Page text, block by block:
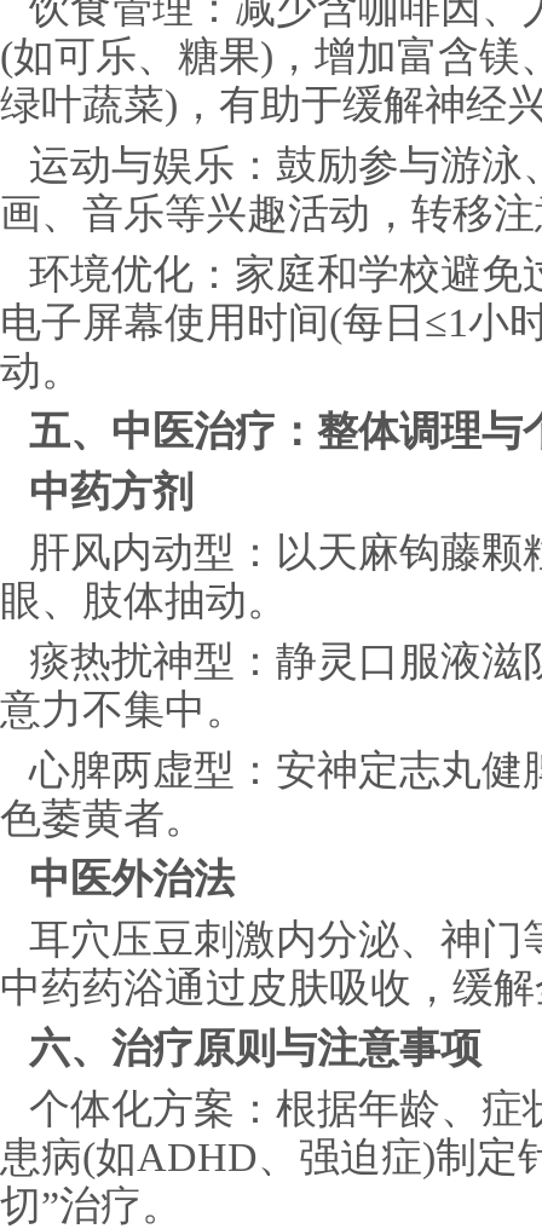
(如可乐、糖果)，增加富含镁
绿叶蔬菜)，有助于缓解神经
运动与娱乐：鼓励参与游
画、音乐等兴趣活动，转移
环境优化：家庭和学校避
电子屏幕使用时间(每日≤1小
动。
五、中医治疗：整体调理与
中药方剂
肝风内动型：以天麻钩藤
眼、肢体抽动。
痰热扰神型：静灵口服液
意力不集中。
心脾两虚型：安神定志丸
色萎黄者。
中医外治法
耳穴压豆刺激内分泌、神
中药药浴通过皮肤吸收，缓
六、治疗原则与注意事项
个体化方案：根据年龄、症
患病(如ADHD、强迫症)制定
切”治疗。